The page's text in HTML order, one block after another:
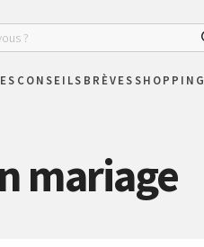
CONSEILS BRÈVESSHOPPING
mariage